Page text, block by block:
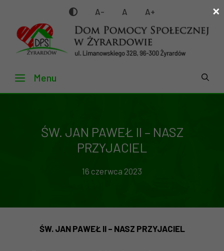
treści
A- A A+
Menu
ŚW. JAN PAWEŁ II – NASZ
PRZYJACIEL
16 czerwca 2023
ŚW. JAN PAWEŁ II – NASZ PRZYJACIEL
×